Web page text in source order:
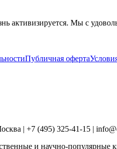
активизируется. Мы с
Публичная оферта
| +7 (495) 325-41-15 |
и научно-популярные